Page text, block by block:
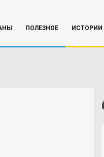
ПОЛЕЗНОЕ ИСТОРИИ